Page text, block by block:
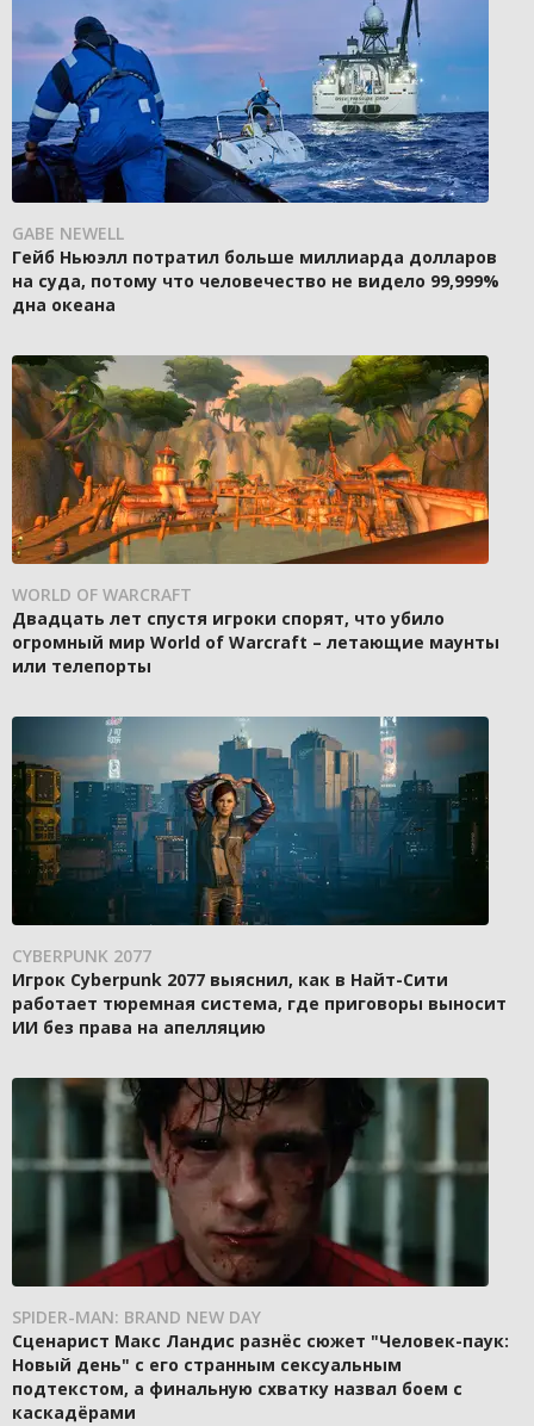
GABE NEWELL
Гейб Ньюэлл потратил больше миллиарда долларов
на суда, потому что человечество не видело 99,999%
дна океана
WORLD OF WARCRAFT
Двадцать лет спустя игроки спорят, что убило
огромный мир World of Warcraft – летающие маунты
или телепорты
CYBERPUNK 2077
Игрок Cyberpunk 2077 выяснил, как в Найт-Сити
работает тюремная система, где приговоры выносит
ИИ без права на апелляцию
SPIDER-MAN: BRAND NEW DAY
Сценарист Макс Ландис разнёс сюжет "Человек-паук:
Новый день" с его странным сексуальным
подтекстом, а финальную схватку назвал боем с
каскадёрами